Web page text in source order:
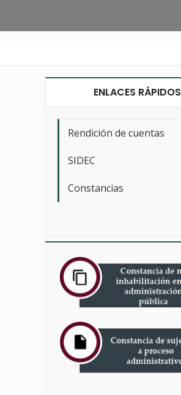
ENLACES RÁPIDOS
Rendición de cuentas
SIDEC
Constancias